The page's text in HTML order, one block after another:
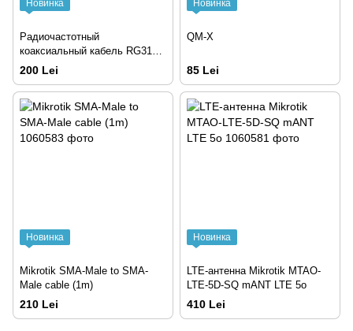
Новинка
Радиочастотный
коаксиальный кабель RG316
SMA папа на SMA мама 5m
200 Lei
Новинка
QM-X
85 Lei
Новинка
Mikrotik SMA-Male to SMA-
Male cable (1m)
210 Lei
Новинка
LTE-антенна Mikrotik MTAO-
LTE-5D-SQ mANT LTE 5o
410 Lei